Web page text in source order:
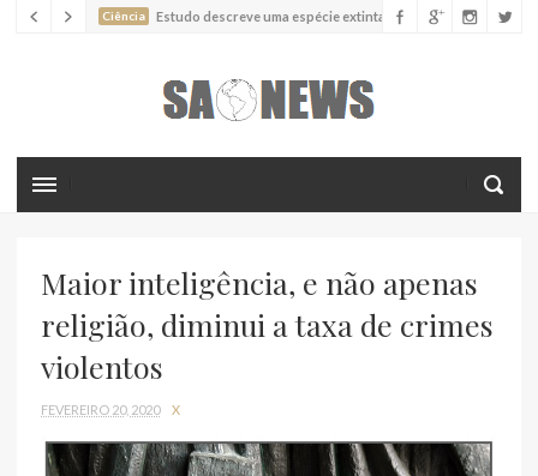
Ciência Estudo descreve uma espécie extinta de polvo que pode
Batimentos cardíacos promovem supressão do
crescimento de cânceres no coração de mamíferos, aponta estudo
Ciência Nova espécie descrita de aranha usa uma sofisticada
Maior inteligência, e não apenas
religião, diminui a taxa de crimes
violentos
FEVEREIRO 20, 2020 X